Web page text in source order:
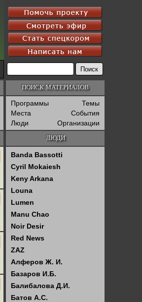
ПОИСК МАТЕРИАЛОВ
Программы
Темы
Места
События
Люди
Организации
ЛЮДИ
Banda Bassotti
Cyril Mokaiesh
Keny Arkana
Louna
Lumen
Manu Chao
Noir Desir
Red News
ZAZ
Алферов Ж. И.
Базаров И.Б.
Балибалова Д.И.
Батов А.С.